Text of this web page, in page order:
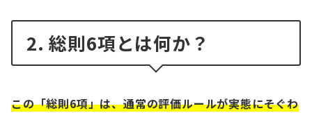
2. 総則6項とは何か？
この「総則6項」は、通常の評価ルールが実態にそぐわ